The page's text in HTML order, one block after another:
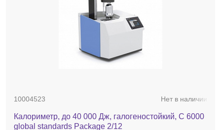
10004523 Нет в наличии
Калориметр, до 40 000 Дж, галогеностойкий, C 6000
global standards Package 2/12